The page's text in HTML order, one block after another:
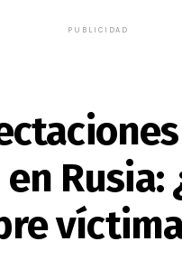
PUBLICIDAD
Rusia: